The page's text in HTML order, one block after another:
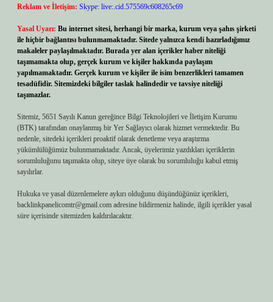
Reklam ve İletişim: Skype: live:.cid.575569c608265c69
Yasal Uyarı: Bu internet sitesi, herhangi bir marka, kurum veya şahıs şirketi
ile hiçbir bağlantısı bulunmamaktadır. Sitede yalnızca kendi hazırladığımız
makaleler paylaşılmaktadır. Burada yer alan içerikler haber niteliği
taşımamakta olup, gerçek kurum ve kişiler hakkında paylaşım
yapılmamaktadır. Gerçek kurum ve kişiler ile isim benzerlikleri tamamen
tesadüfidir. Sitemizdeki bilgiler taslak halindedir ve tavsiye niteliği
taşımazlar.
Sitemiz, 5651 Sayılı Kanun gereğince Bilgi Teknolojileri ve İletişim Kurumu
(BTK) tarafından onaylanmış bir Yer Sağlayıcı olarak hizmet vermektedir. Bu
nedenle, sitedeki içerikleri proaktif olarak denetleme veya araştırma
yükümlülüğümüz bulunmamaktadır. Ancak, üyelerimiz yazdıkları içeriklerin
sorumluluğunu taşımakta olup, siteye üye olarak bu sorumluluğu kabul etmiş
sayılırlar.
Hukuka ve yasal düzenlemelere aykırı olduğunu düşündüğünüz içerikleri,
backlinkpanelicomtr@gmail.com adresine bildirmeniz halinde, ilgili içerikler yasal
süre içerisinde sitemizden kaldırılacaktır.